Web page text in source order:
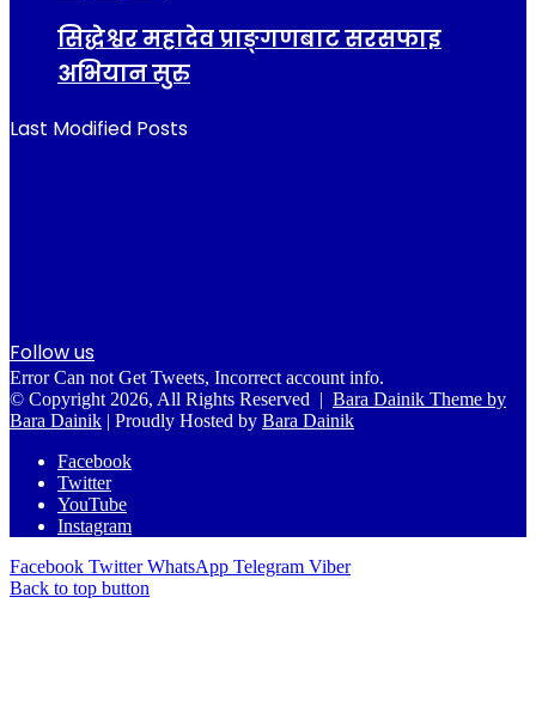
सिद्धेश्वर महादेव प्राङ्गणबाट सरसफाइ
अभियान सुरु
Last Modified Posts
Follow us
Error Can not Get Tweets, Incorrect account info.
© Copyright 2026, All Rights Reserved | Bara Dainik Theme by
Bara Dainik | Proudly Hosted by Bara Dainik
Facebook
Twitter
YouTube
Instagram
Facebook Twitter WhatsApp Telegram Viber
Back to top button